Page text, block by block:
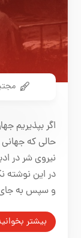
اگر بپذیریم
حالی که جهانی
نیروی شر در
در این نوشته
و سپس به جای
بیشتر